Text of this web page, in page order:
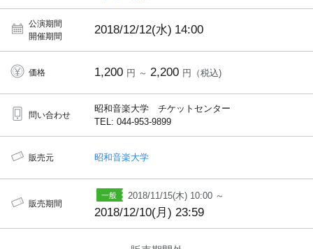
公演期間
開催期間
2018/12/12(水) 14:00
価格 1,200 円 ～ 2,200 円（税込)
問い合わせ
昭和音楽大学 チケットセンター
TEL: 044-953-9899
販売元 昭和音楽大学
販売期間
2018/11/15(木) 10:00 ～
2018/12/10(月) 23:59